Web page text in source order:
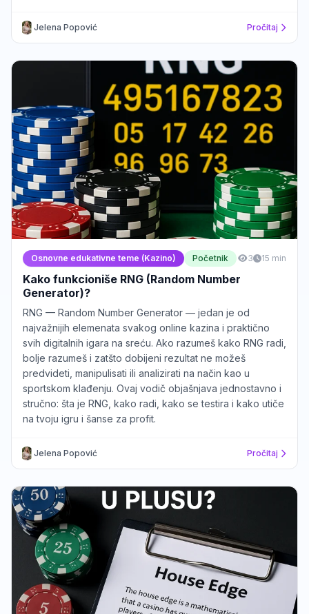
Jelena Popović Pročitaj
Osnovne edukativne teme (Kazino) Početnik 3 15 min
Kako funkcioniše RNG (Random Number
Generator)?
RNG — Random Number Generator — jedan je od
najvažnijih elemenata svakog online kazina i praktično
svih digitalnih igara na sreću. Ako razumeš kako RNG radi,
bolje razumeš i zatšto dobijeni rezultat ne možeš
predvideti, manipulisati ili analizirati na način kao u
sportskom klađenju. Ovaj vodič objašnjava jednostavno i
stručno: šta je RNG, kako radi, kako se testira i kako utiče
na tvoju igru i šanse za profit.
Jelena Popović Pročitaj